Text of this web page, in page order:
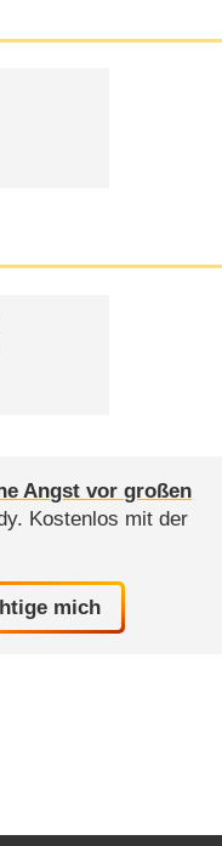
Angst vor großen
Kostenlos mit der
mich